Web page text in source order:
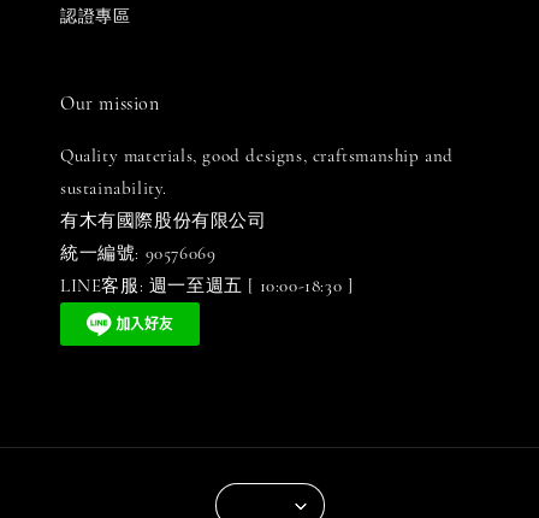
認證專區
Our mission
Quality materials, good designs, craftsmanship and
sustainability.
有木有國際股份有限公司
統一編號: 90576069
LINE客服: 週一至週五 [ 10:00-18:30 ]